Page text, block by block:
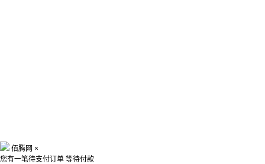
佰腾网 ×
您有一笔待支付订单 等待付款